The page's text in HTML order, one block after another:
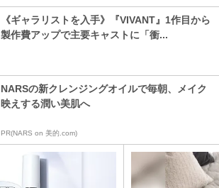
《ギャラリストを入手》『VIVANT』1作目から
製作費アップで主要キャストに「衝...
NARSの新クレンジングオイルで毎朝、メイク
映えする潤い美肌へ
PR(NARS on 美的.com)